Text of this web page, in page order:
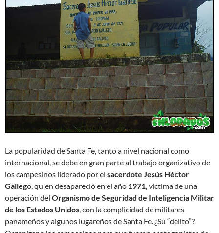
La popularidad de Santa Fe, tanto a nivel nacional como
internacional, se debe en gran parte al trabajo organizativo de
los campesinos liderado por el sacerdote Jesús Héctor
Gallego, quien desapareció en el año 1971, víctima de una
operación del Organismo de Seguridad de Inteligencia Militar
de los Estados Unidos, con la complicidad de militares
panameños y algunos lugareños de Santa Fe. ¿Su “delito”?